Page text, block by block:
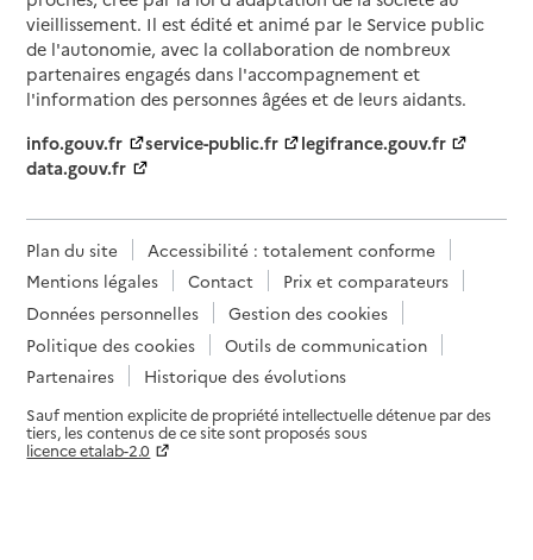
vieillissement. Il est édité et animé par le Service public
de l'autonomie, avec la collaboration de nombreux
partenaires engagés dans l'accompagnement et
l'information des personnes âgées et de leurs aidants.
info.gouv.fr
service-public.fr
legifrance.gouv.fr
data.gouv.fr
Plan du site
Accessibilité : totalement conforme
Mentions légales
Contact
Prix et comparateurs
Données personnelles
Gestion des cookies
Politique des cookies
Outils de communication
Partenaires
Historique des évolutions
Sauf mention explicite de propriété intellectuelle détenue par des
tiers, les contenus de ce site sont proposés sous
licence etalab-2.0